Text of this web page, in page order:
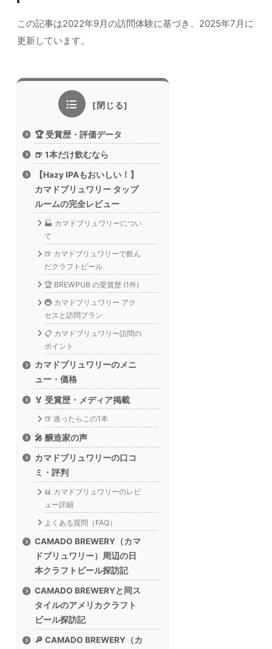
この記事は2022年9月の訪問体験に基づき、2025年7月に
更新しています。
🏆 受賞歴・評価データ
🍺 1本だけ飲むなら
【Hazy IPAもおいしい！】
カマドブリュワリー タップ
ルームの完全レビュー
🏭 カマドブリュワリーについ
て
🍺 カマドブリュワリーで飲ん
だクラフトビール
🏆 BREWPUB の受賞歴 (1件)
🚇 カマドブリュワリー アク
セスと訪問プラン
📋 カマドブリュワリー訪問の
ポイント
カマドブリュワリーのメニ
ュー・価格
🏅 受賞歴・メディア掲載
🍺 迷ったらこの1本
🎤 醸造家の声
カマドブリュワリーの口コ
ミ・評判
📊 カマドブリュワリーのレビ
ュー詳細
よくある質問（FAQ）
CAMADO BREWERY（カマ
ドブリュワリー）周辺の日
本クラフトビール探訪記
CAMADO BREWERYと同ス
タイルのアメリカクラフト
ビール探訪記
🔎 CAMADO BREWERY（カ